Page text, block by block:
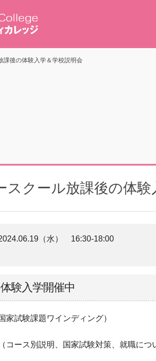
課後の体験入学＆学校説明会
スクール放課後の体験
（水） 16:30-18:00
験入学開催中
試験課題ワインディング）
ース別説明、国家試験対策、就職につ